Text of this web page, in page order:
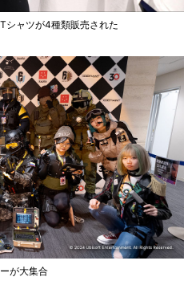
シャツが4種類販売された
が大集合